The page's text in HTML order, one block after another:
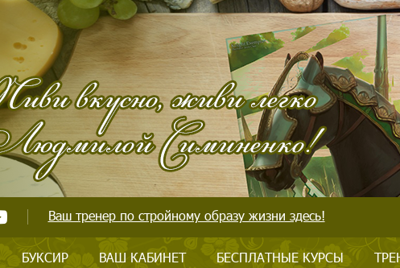
Ваш тренер по стройному образу жизни здесь!
БУКСИР ВАШ КАБИНЕТ БЕСПЛАТНЫЕ КУРСЫ